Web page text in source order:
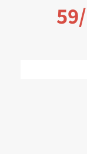
59/23